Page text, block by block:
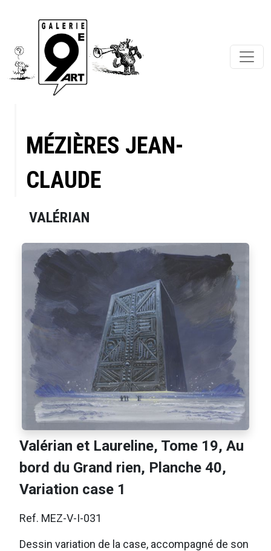
MÉZIÈRES JEAN-
CLAUDE
VALÉRIAN
Valérian et Laureline, Tome 19, Au
bord du Grand rien, Planche 40,
Variation case 1
Ref. MEZ-V-I-031
Dessin variation de la case, accompagné de son